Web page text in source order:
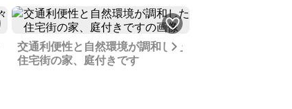
交通利便性と自然環境が調和した
住宅街の家、庭付きです
Next